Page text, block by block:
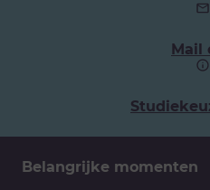
Mail
Belangrijke momenten